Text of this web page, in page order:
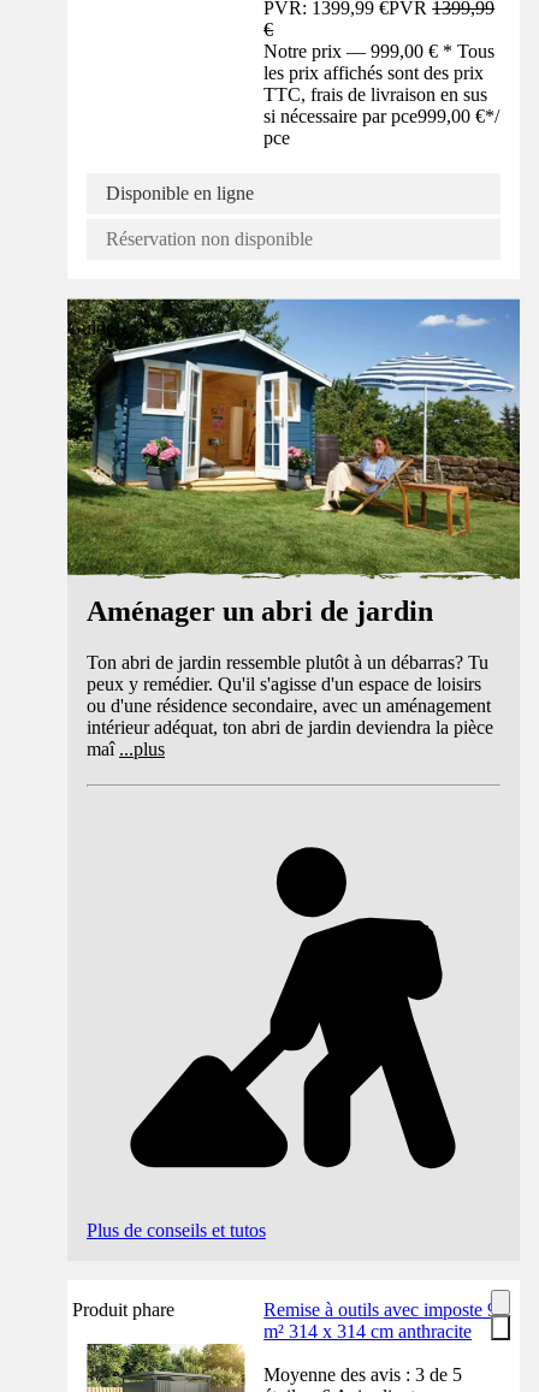
PVR: 1399,99 €PVR1399,99
€
Notre prix — 999,00 € * Tous
les prix affichés sont des prix
TTC, frais de livraison en sus
si nécessaire par pce999,00 €*/
pce
Disponible en ligne
Réservation non disponible
Guide
Aménager un abri de jardin
Ton abri de jardin ressemble plutôt à un débarras? Tu
peux y remédier. Qu'il s'agisse d'un espace de loisirs
ou d'une résidence secondaire, avec un aménagement
intérieur adéquat, ton abri de jardin deviendra la pièce
maî ...plus
Plus de conseils et tutos
Produit phare
Remise à outils avec imposte 9
m² 314 x 314 cm anthracite
Moyenne des avis : 3 de 5